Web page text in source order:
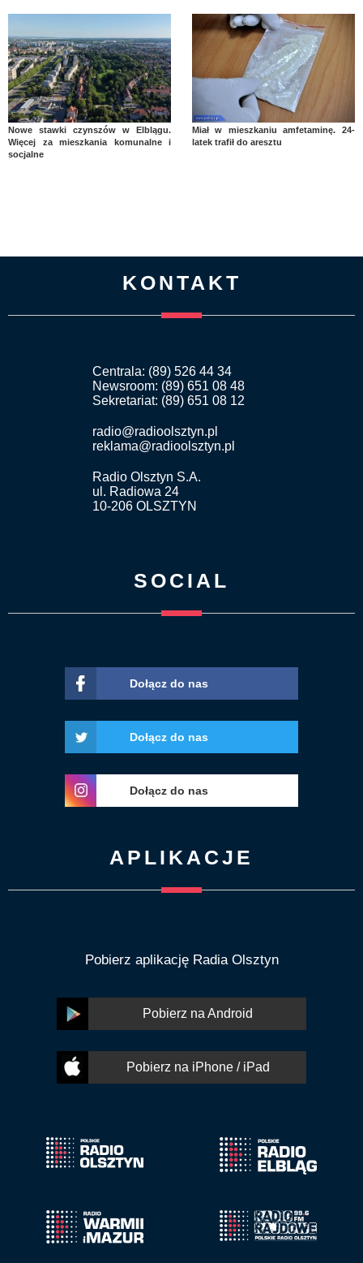
Nowe stawki czynszów w Elblągu.
Więcej za mieszkania komunalne i
socjalne
Miał w mieszkaniu amfetaminę. 24-
latek trafił do aresztu
KONTAKT
Centrala: (89) 526 44 34
Newsroom: (89) 651 08 48
Sekretariat: (89) 651 08 12
radio@radioolsztyn.pl
reklama@radioolsztyn.pl
Radio Olsztyn S.A.
ul. Radiowa 24
10-206 OLSZTYN
SOCIAL
Dołącz do nas
Dołącz do nas
Dołącz do nas
APLIKACJE
Pobierz aplikację Radia Olsztyn
Pobierz na Android
Pobierz na iPhone / iPad